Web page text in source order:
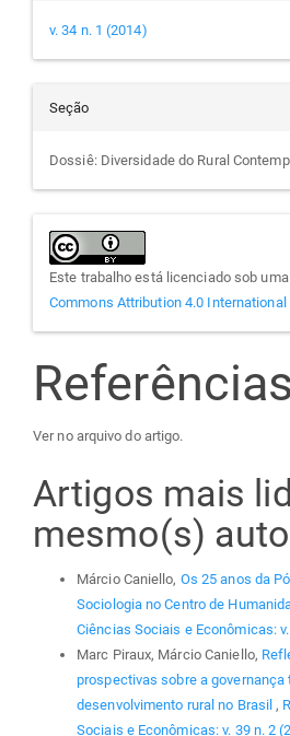
v. 34 n. 1 (2014)
Seção
Dossiê: Diversidade do Rural
Este trabalho está licenciado sob
Commons Attribution 4.0
Referências
Ver no arquivo do artigo.
Artigos mais
mesmo(s)
Márcio Caniello, Os 25 anos da
Sociologia no Centro de
Ciências Sociais e Econômicas:
Marc Piraux, Márcio Caniello,
prospectivas sobre a governança
desenvolvimento rural no Brasil,
Sociais e Econômicas: v. 39 n. 2